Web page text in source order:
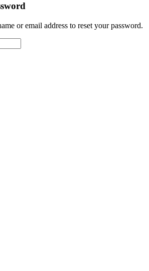
or email address to reset your password.